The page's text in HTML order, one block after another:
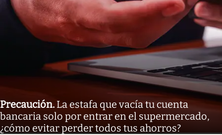
Precaución. La estafa que vacía tu cuenta
bancaria solo por entrar en el supermercado,
¿cómo evitar perder todos tus ahorros?